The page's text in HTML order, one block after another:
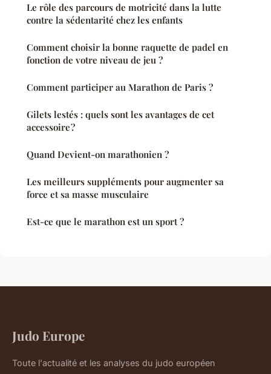
Le rôle des parcours de motricité dans la lutte
contre la sédentarité chez les enfants
Comment choisir la bonne raquette de padel en
fonction de votre niveau de jeu ?
Comment participer au Marathon de Paris ?
Gilets lestés : quels sont les avantages de cet
accessoire ?
Quand Devient-on marathonien ?
Les meilleurs suppléments pour augmenter sa
force et sa masse musculaire
Est-ce que le marathon est un sport ?
Judo Europe
Toute l'actualité et les analyses du judo européen